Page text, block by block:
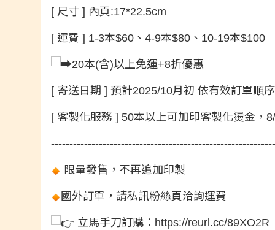
[ 尺寸 ] 內頁:17*22.5cm
[ 運費 ] 1-3本$60、4-9本$80、10-19本$100
20本(含)以上免運+8折優惠
[ 寄送日期 ] 預計2025/10月初 依有效訂單順
[ 客製化服務 ] 50本以上可加印客製化燙金，
限量發售，不再追加印製
國外訂單，請私訊粉絲頁洽詢運費
立馬手刀訂購： https://reurl.cc/89XO2R